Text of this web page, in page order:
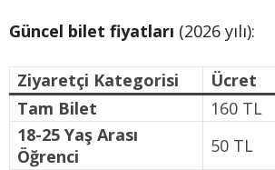
Güncel bilet fiyatları (2026 yılı):
Ziyaretçi Kategorisi
Ücret
Tam Bilet
160 TL
18-25 Yaş Arası
Öğrenci
50 TL